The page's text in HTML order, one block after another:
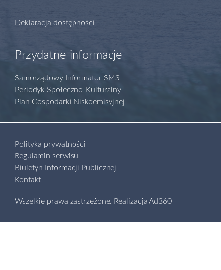
Deklaracja dostępności
Przydatne informacje
Samorządowy Informator SMS
Periodyk Społeczno-Kulturalny
Plan Gospodarki Niskoemisyjnej
Polityka prywatności
Regulamin serwisu
Biuletyn Informacji Publicznej
Kontakt
Wszelkie prawa zastrzeżone. Realizacja Ad360